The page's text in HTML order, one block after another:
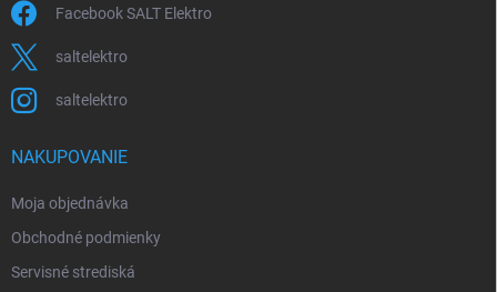
Facebook SALT Elektro
saltelektro
saltelektro
NAKUPOVANIE
Moja objednávka
Obchodné podmienky
Servisné strediská